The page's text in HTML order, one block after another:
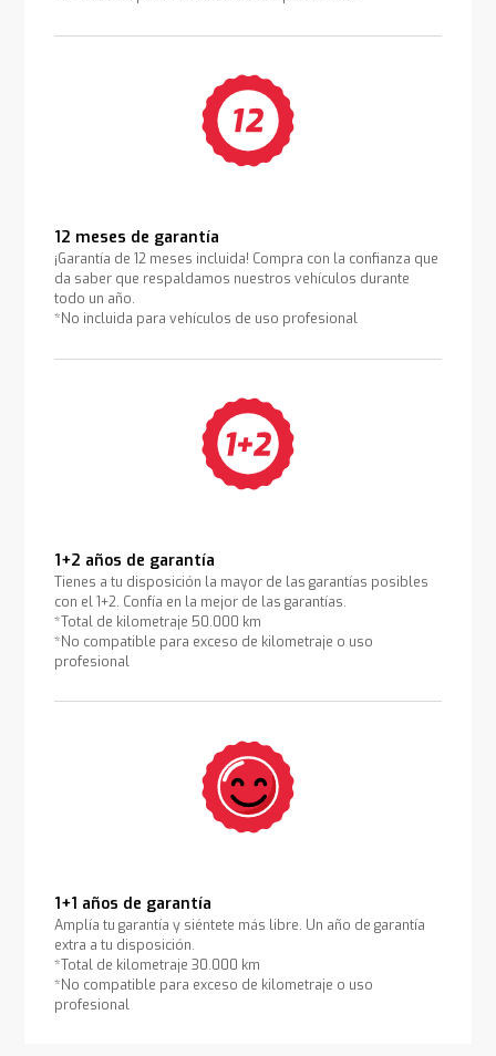
12 meses de garantía
¡Garantía de 12 meses incluida! Compra con la confianza que
da saber que respaldamos nuestros vehículos durante
todo un año.
*No incluida para vehículos de uso profesional
1+2 años de garantía
Tienes a tu disposición la mayor de las garantías posibles
con el 1+2. Confía en la mejor de las garantías.
*Total de kilometraje 50.000 km
*No compatible para exceso de kilometraje o uso
profesional
1+1 años de garantía
Amplía tu garantía y siéntete más libre. Un año de garantía
extra a tu disposición.
*Total de kilometraje 30.000 km
*No compatible para exceso de kilometraje o uso
profesional